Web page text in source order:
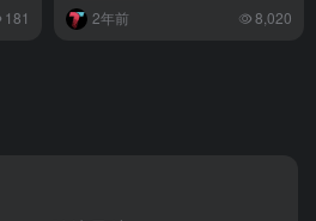
181 2年前 8,020